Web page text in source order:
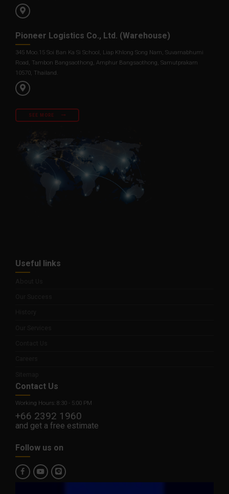
Pioneer Logistics Co., Ltd. (Warehouse)
345 Moo.15 Soi Ban Ka Si School, Liap Khlong Song Nam, Suvarnabhumi
Road, Tambon Bangsaothong, Amphur Bangsaothong, Samutprakarn
10570, Thailand.
SEE MORE
Useful links
Contact Us
Working Hours: 8:30 - 5:00 PM
+66 2392 1960
and get a free estimate
Follow us on